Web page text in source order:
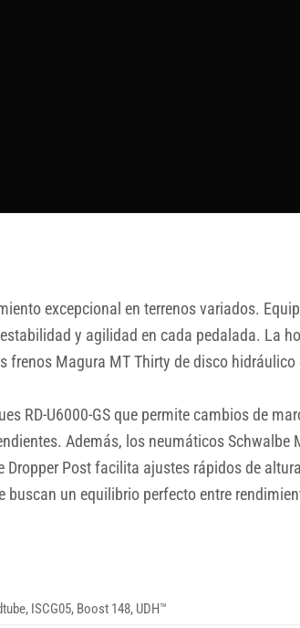
excepcional en terrenos variados.
y agilidad en cada pedalada. La
frenos Magura MT Thirty de disco hidráulico
RD-U6000-GS que permite cambios de
Además, los neumáticos Schwalbe
Post facilita ajustes rápidos de
buscan un equilibrio perfecto entre
ISCG05, Boost 148, UDH™